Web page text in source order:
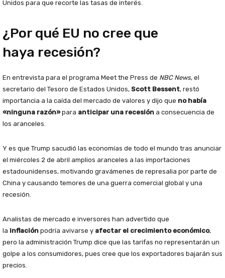
Unidos para que recorte las tasas de interés.
¿Por qué EU no cree que
haya recesión?
En entrevista para el programa Meet the Press de NBC News, el
secretario del Tesoro de Estados Unidos, Scott Bessent, restó
importancia a la caída del mercado de valores y dijo que no había
«ninguna razón»para anticipar una recesión a consecuencia de
los aranceles.
Y es que Trump sacudió las economías de todo el mundo tras anunciar
el miércoles 2 de abril amplios aranceles a las importaciones
estadounidenses, motivando gravámenes de represalia por parte de
China y causando temores de una guerra comercial global y una
recesión.
Analistas de mercado e inversores han advertido que
la inflación podría avivarse y afectar el crecimiento económico,
pero la administración Trump dice que las tarifas no representarán un
golpe a los consumidores, pues cree que los exportadores bajarán sus
precios.